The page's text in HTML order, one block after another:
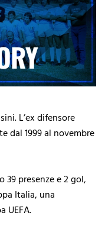
L’ex difensore
dal 1999 al novembre
39 presenze e 2 gol,
Italia, una
UEFA.